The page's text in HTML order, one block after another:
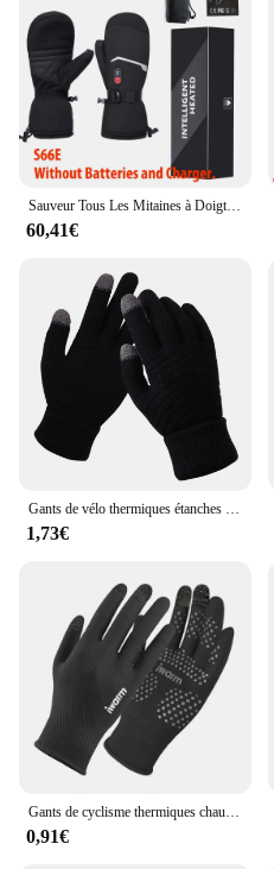
Sauveur Tous Les Mitaines à Doigts Gants Chauffants Téléphone Tactile Imperméable Coupe-Vent Batterie Gants De Ski Chauffants Électriques Hommes Femmes Thermiques
60,41€
Gants de vélo thermiques étanches pour femme, mitaines de ski, chaud, sourire, froid, vent, extérieur, cyclisme, course à pied, hiver
1,73€
Gants de cyclisme thermiques chauds pour écran tactile, mitaines de ski à doigts complets, anti-alde, sourire, hiver, nouveau, 2024
0,91€